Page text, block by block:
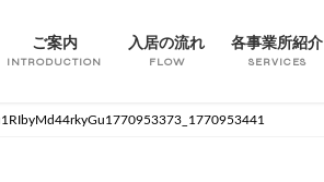
ご案内
INTRODUCTION
入居の流れ
FLOW
各事業所紹介
SERVICES